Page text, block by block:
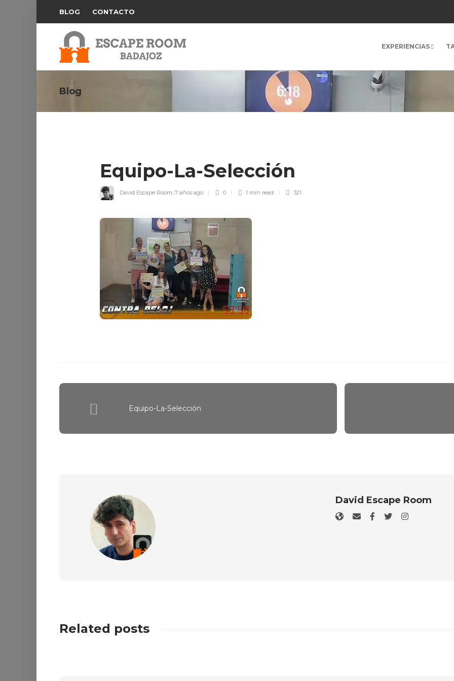
BLOG CONTACTO
EXPERIENCIAS
Blog
Equipo-La-Selección
David Escape Room, 7 años ago 0 1 min read 321
Equipo-La-Selección
David Escape Room
Related posts